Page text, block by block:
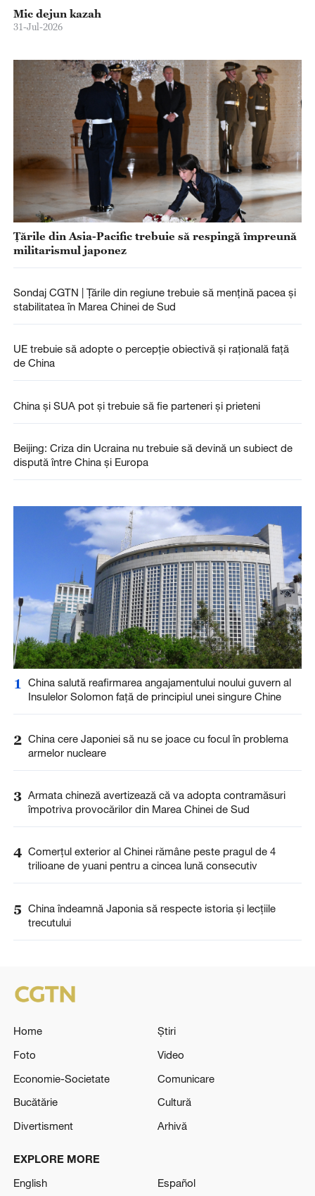
Mic dejun kazah
31-Jul-2026
Ţările din Asia-Pacific trebuie să respingă împreună
militarismul japonez
Sondaj CGTN | Țările din regiune trebuie să mențină pacea și
stabilitatea în Marea Chinei de Sud
UE trebuie să adopte o percepție obiectivă și rațională față
de China
China și SUA pot și trebuie să fie parteneri și prieteni
Beijing: Criza din Ucraina nu trebuie să devină un subiect de
dispută între China și Europa
1
China salută reafirmarea angajamentului noului guvern al
Insulelor Solomon față de principiul unei singure Chine
2 China cere Japoniei să nu se joace cu focul în problema
armelor nucleare
3 Armata chineză avertizează că va adopta contramăsuri
împotriva provocărilor din Marea Chinei de Sud
4 Comerțul exterior al Chinei rămâne peste pragul de 4
trilioane de yuani pentru a cincea lună consecutiv
5 China îndeamnă Japonia să respecte istoria și lecțiile
trecutului
Home
Știri
Foto
Video
Economie-Societate
Comunicare
Bucătărie
Cultură
Divertisment
Arhivă
EXPLORE MORE
English
Español